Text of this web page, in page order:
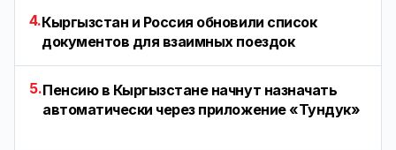
4.Кыргызстан и Россия обновили список
документов для взаимных поездок
5.Пенсию в Кыргызстане начнут назначать
автоматически через приложение «Тундук»